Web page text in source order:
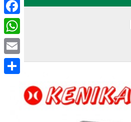
Facebook
WhatsApp
Email